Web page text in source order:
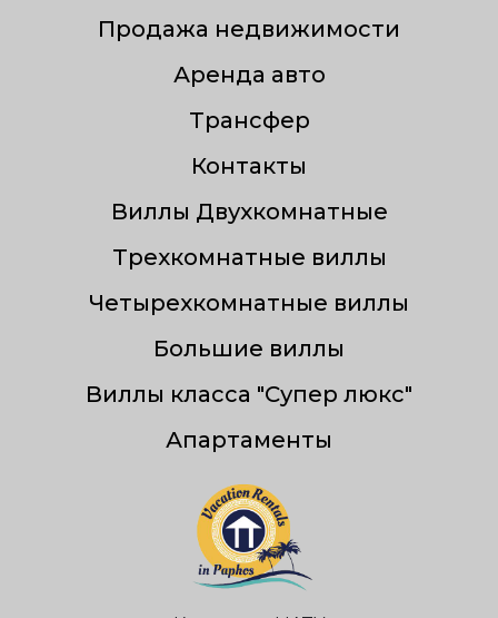
Продажа недвижимости
Аренда авто
Трансфер
Контакты
Виллы Двухкомнатные
Трехкомнатные виллы
Четырехкомнатные виллы
Большие виллы
Виллы класса "Супер люкс"
Апартаменты